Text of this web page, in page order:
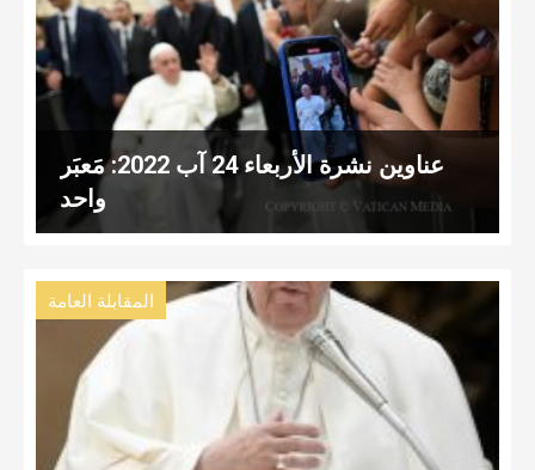
عناوين نشرة الأربعاء 24 آب 2022: مَعبَر
واحد
المقابلة العامة